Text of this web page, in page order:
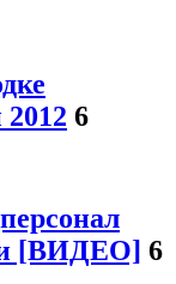
6
[ВИДЕО] 6